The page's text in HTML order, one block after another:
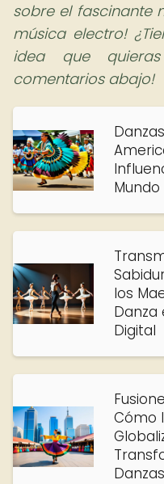
sobre el fascinante
música electro!
idea que
comentarios abajo!
Mundo
los
Danza
Digital
Cómo